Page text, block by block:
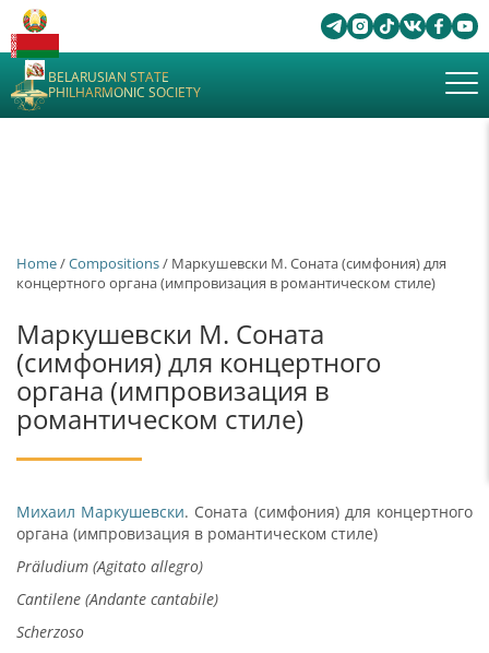
BELARUSIAN STATE
PHILHARMONIC SOCIETY
Home/Сompositions/ Маркушевски М. Соната (симфония) для
концертного органа (импровизация в романтическом стиле)
Маркушевски М. Соната
(симфония) для концертного
органа (импровизация в
романтическом стиле)
Михаил Маркушевски. Соната (симфония) для концертного
органа (импровизация в романтическом стиле)
Präludium (Agitato allegro)
Cantilene (Andante cantabile)
Scherzoso